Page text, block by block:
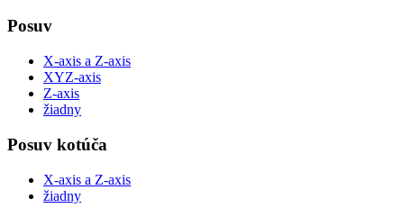
Posuv
X-axis a Z-axis
XYZ-axis
Z-axis
žiadny
Posuv kotúča
X-axis a Z-axis
žiadny